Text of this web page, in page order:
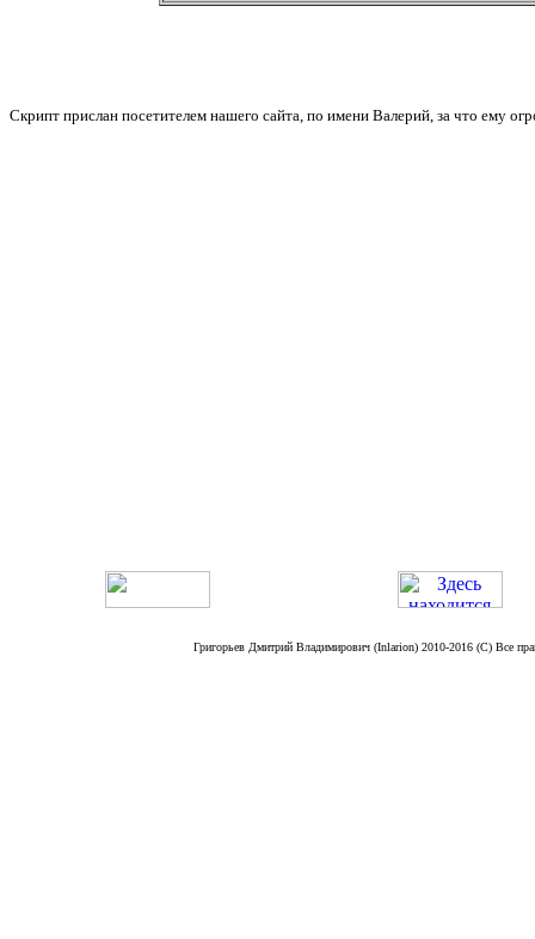
Скрипт прислан посетителем нашего сайта, по имени Валерий, за что ему
Григорьев Дмитрий Владимирович (Inlarion) 2010-2016 (C) Все